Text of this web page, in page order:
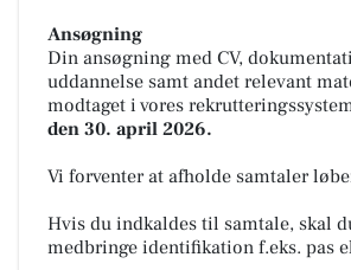
Ansøgning
Din ansøgning med CV,
uddannelse samt andet relevant
modtaget i vores
den 30. april 2026.
Vi forventer at afholde samtaler
Hvis du indkaldes til samtale, skal
medbringe identifikation f.eks. pas